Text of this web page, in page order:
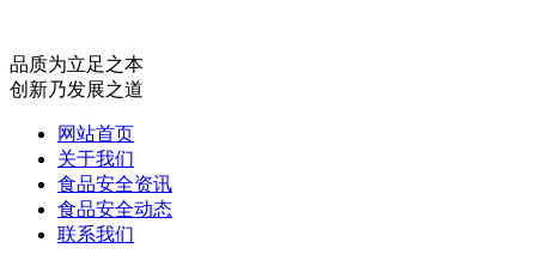
品质为立足之本
创新乃发展之道
网站首页
关于我们
食品安全资讯
食品安全动态
联系我们